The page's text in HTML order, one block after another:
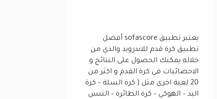
يعتبر تطبيق sofascore أفضل
تطبيق كرة قدم للاندرويد والذي من
خلاله يمكنك الحصول على النتائج و
الاحصائيات في كرة القدم و اكثر من
20 لعبة اخرى مثل ( كرة السلة – كرة
اليد – الهوكي – كرة الطائرة – التنس